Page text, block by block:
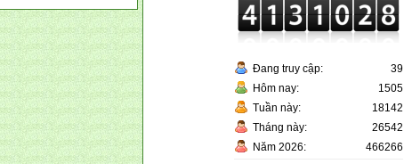
Đang truy cập:
39
Hôm nay:
1505
Tuần này:
18142
Tháng này:
26542
Năm 2026:
466266